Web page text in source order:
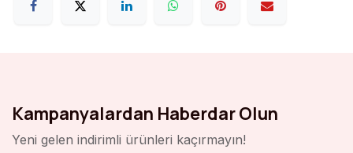
Kampanyalardan Haberdar Olun
Yeni gelen indirimli ürünleri kaçırmayın!